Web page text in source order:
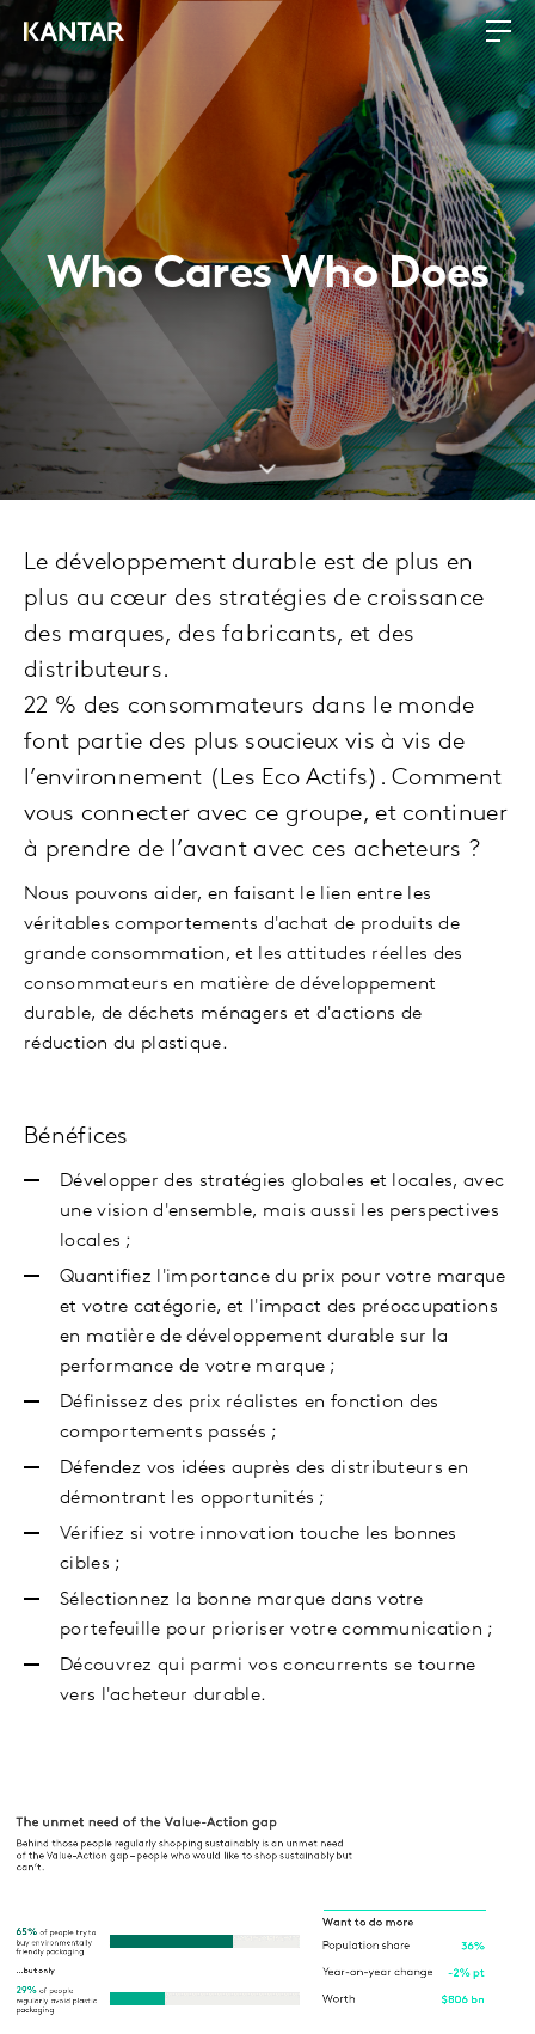
Who Cares Who Does
Le développement durable est de plus en
plus au cœur des stratégies de croissance
des marques, des fabricants, et des
distributeurs.
22 % des consommateurs dans le monde
font partie des plus soucieux vis à vis de
l’environnement (Les Eco Actifs). Comment
vous connecter avec ce groupe, et continuer
à prendre de l’avant avec ces acheteurs ?
Nous pouvons aider, en faisant le lien entre les
véritables comportements d'achat de produits de
grande consommation, et les attitudes réelles des
consommateurs en matière de développement
durable, de déchets ménagers et d'actions de
réduction du plastique.
Bénéfices
Développer des stratégies globales et locales, avec
une vision d'ensemble, mais aussi les perspectives
locales ;
Quantifiez l'importance du prix pour votre marque
et votre catégorie, et l'impact des préoccupations
en matière de développement durable sur la
performance de votre marque ;
Définissez des prix réalistes en fonction des
comportements passés ;
Défendez vos idées auprès des distributeurs en
démontrant les opportunités ;
Vérifiez si votre innovation touche les bonnes
cibles ;
Sélectionnez la bonne marque dans votre
portefeuille pour prioriser votre communication ;
Découvrez qui parmi vos concurrents se tourne
vers l'acheteur durable.